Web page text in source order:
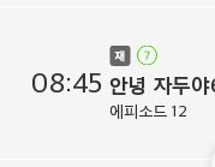
08:45 안녕 자두
에피소드 12